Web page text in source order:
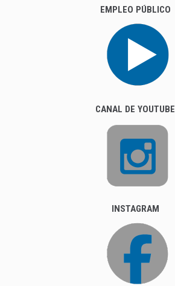
EMPLEO PÚBLICO
CANAL DE YOUTUBE
INSTAGRAM